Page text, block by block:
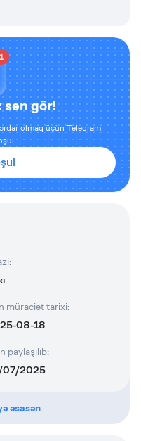
1
sən gör!
olmaq üçün Telegram
:
müraciət tarixi:
08-18
paylaşılıb:
07/2025
əsasən